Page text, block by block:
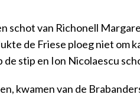
schot van Richonell
de Friese ploeg niet om
stip en Ion Nicolaescu
kwamen van de